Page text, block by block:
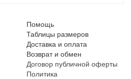
Помощь
Таблицы размеров
Доставка и оплата
Возврат и обмен
Договор публичной оферты
Политика